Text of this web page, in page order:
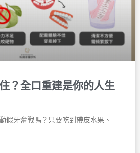
？全口重建是你的人生
假牙奮戰嗎？只要吃到帶皮水果、